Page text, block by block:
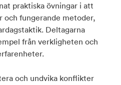
praktiska övningar i att
och fungerande metoder,
Deltagarna
från verkligheten och
och undvika konflikter